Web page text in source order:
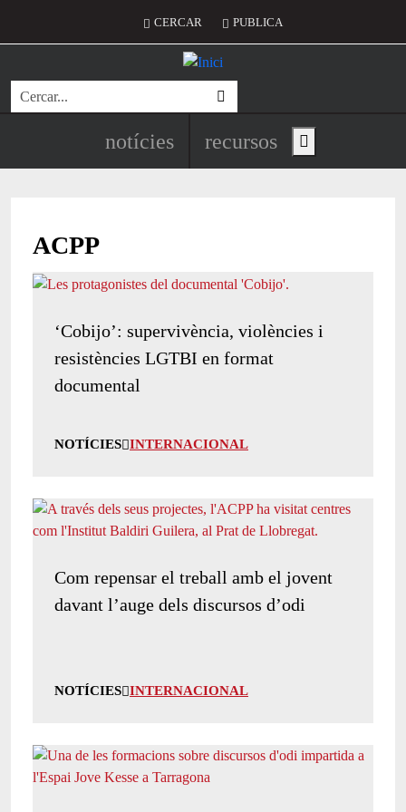
Menú del compte d'usuari
CERCAR PUBLICA
Cerca
Navegació principal de
notícies recursos Show main menu
ACPP
‘Cobijo’: supervivència, violències i
resistències LGTBI en format
documental
NOTÍCIES INTERNACIONAL
Com repensar el treball amb el jovent
davant l’auge dels discursos d’odi
NOTÍCIES INTERNACIONAL